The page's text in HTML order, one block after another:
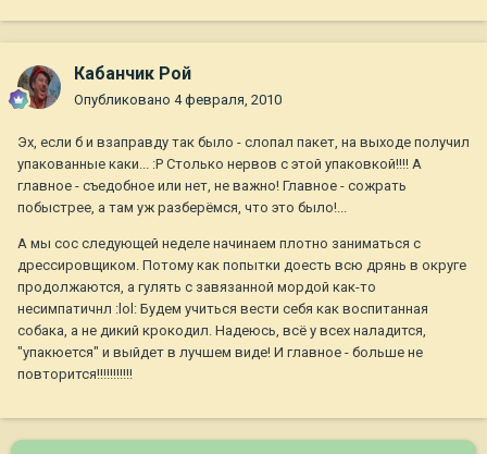
Кабанчик Рой
Опубликовано 4 февраля, 2010
Эх, если б и взаправду так было - слопал пакет, на выходе получил
упакованные каки... :P Столько нервов с этой упаковкой!!!! А
главное - съедобное или нет, не важно! Главное - сожрать
побыстрее, а там уж разберёмся, что это было!...
А мы сос следующей неделе начинаем плотно заниматься с
дрессировщиком. Потому как попытки доесть всю дрянь в округе
продолжаются, а гулять с завязанной мордой как-то
несимпатичнл :lol: Будем учиться вести себя как воспитанная
собака, а не дикий крокодил. Надеюсь, всё у всех наладится,
"упакюется" и выйдет в лучшем виде! И главное - больше не
повторится!!!!!!!!!!!